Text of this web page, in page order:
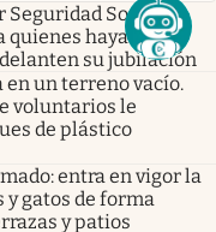
Seguridad Social |
quienes hayan
su jubilación
en un terreno vacío.
voluntarios le
de plástico
entra en vigor la
gatos de forma
y patios